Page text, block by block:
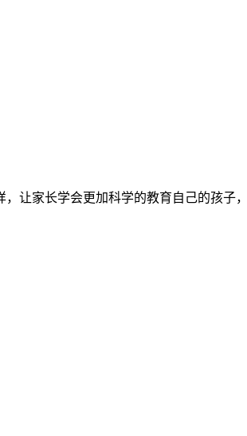
让家长学会更加科学的教育自己的孩子